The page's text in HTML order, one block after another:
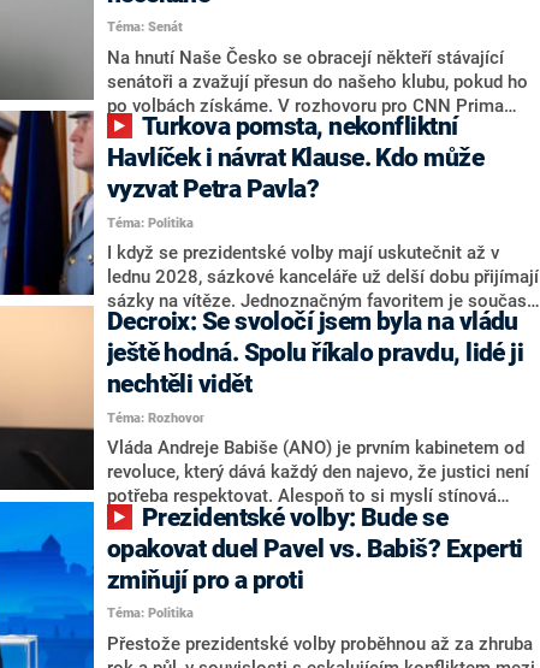
aktivitu opozice, o níž vládní strany nebo političtí
komentátoři mluví jako o slabé a v defenzivě. „Je to
úmorná práce upozorňovat na chyby vlády. Ministři s
námi navíc nechodí do debat. Chceme ale ukazovat
svoje témata,“ odpověděl Grolich na dotaz CNN Prima
NEWS.
Téma: Senát
Na hnutí Naše Česko se obracejí někteří stávající
senátoři a zvažují přesun do našeho klubu, pokud ho
po volbách získáme. V rozhovoru pro CNN Prima
NEWS to řekl zakladatel hnutí a jihočeský hejtman
Martin Kuba. Konkrétní nebyl, ale získat by takto mohl
například senátora Zdeňka Hrabu, který je dnes
součástí klubu ODS a TOP 09. Hraba to na dotaz
redakce nevyloučil. Předseda klubu senátorů ODS
Zdeněk Nytra redakci řekl, že počítá s odchodem
některých senátorů z klubu a že Naše Česko není
nepřítel, ale soupeř.
Havlíček i návrat Klause. Kdo může
vyzvat Petra Pavla?
Téma: Politika
I když se prezidentské volby mají uskutečnit až v
lednu 2028, sázkové kanceláře už delší dobu přijímají
sázky na vítěze. Jednoznačným favoritem je současná
hlava státu Petr Pavel. Daleko za ním pak bookmakeři
zmiňují dva výrazné politiky ANO, tedy premiéra
Andreje Babiše a ministra průmyslu Karla Havlíčka.
Oblíbeným tipem samotných sázkařů je poslanec za
Motoristy Filip Turek. Politolog Jan Kubáček nicméně
o případné kandidatuře kohokoliv ze zmíněné trojice
značně pochybuje. Podle něj současná koalice dosud
nemá osobu, která by Pavlovi mohla konkurovat.
Decroix: Se svoločí jsem byla na vládu
ještě hodná. Spolu říkalo pravdu, lidé ji
nechtěli vidět
Téma: Rozhovor
Vláda Andreje Babiše (ANO) je prvním kabinetem od
revoluce, který dává každý den najevo, že justici není
potřeba respektovat. Alespoň to si myslí stínová
ministryně spravedlnosti ODS Eva Decroix. V
rozhovoru pro CNN Prima NEWS si nebrala servítky
ohledně politického výkonu svého nástupce Jeronýma
Tejce (za ANO) či vládní zmocněnkyně pro lidská
práva Taťány Malé (ANO). Označením „svoloč“ na
adresu vlády prý byla ještě hodná. Decroix se také
opakovat duel Pavel vs. Babiš? Experti
zmiňují pro a proti
Téma: Politika
Přestože prezidentské volby proběhnou až za zhruba